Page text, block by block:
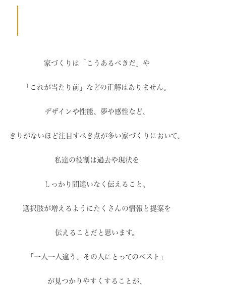
家づくりは「こうあるべきだ」や
「これが当たり前」などの正解はありません。
デザインや性能、夢や感性など、
きりがないほど注目すべき点が多い家づくりにおいて、
私達の役割は過去や現状を
しっかり間違いなく伝えること、
選択肢が増えるように たくさんの情報と提案を
伝えることだと思います。
「一人一人違う、その人にとってのベスト」
が見つかりやすくすることが、